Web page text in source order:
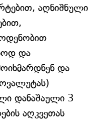
აღნიშნული
და
და
დანაშაული 3
აღკვეთას